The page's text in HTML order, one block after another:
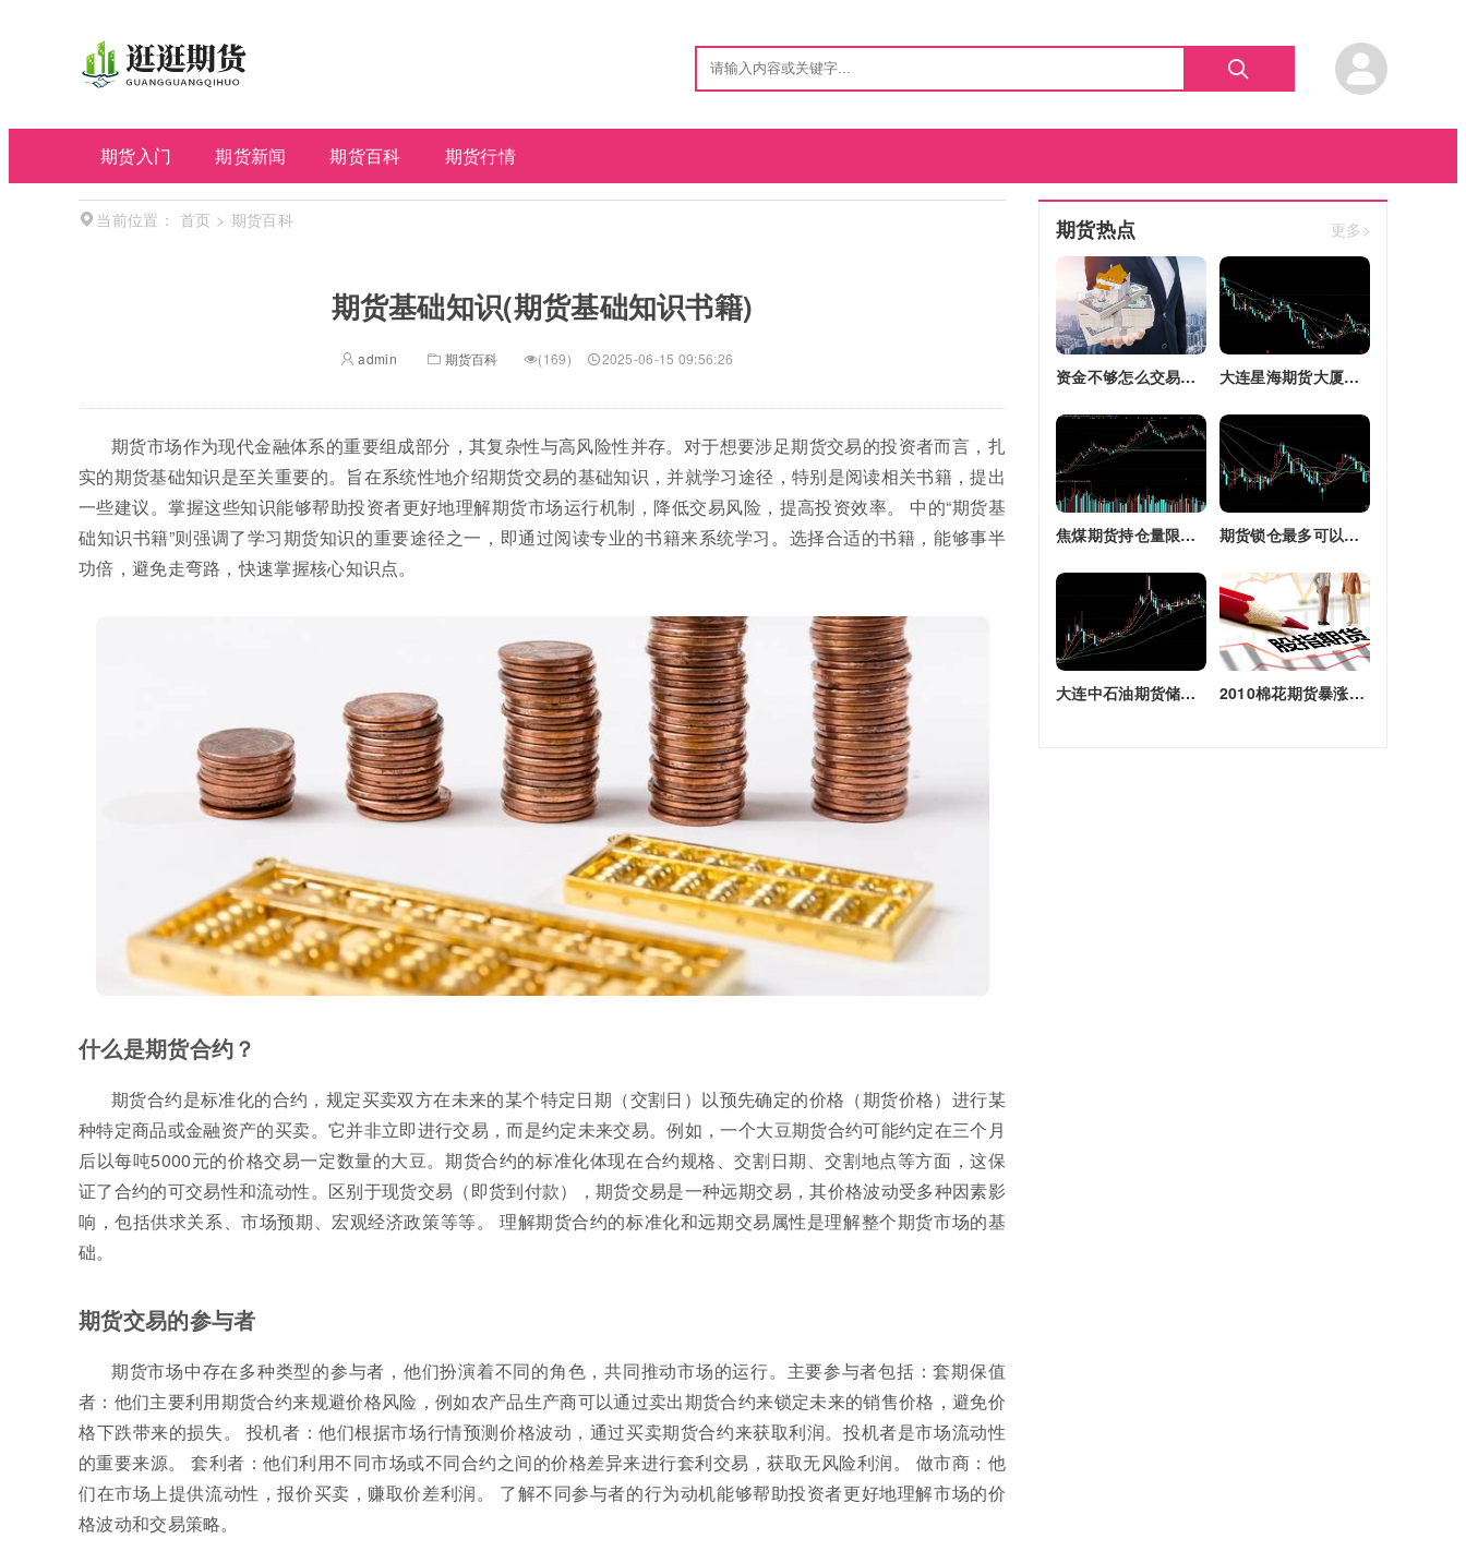
期货入门 期货新闻 期货百科 期货行情
当前位置： 首页 > 期货百科
期货基础知识(期货基础知识书籍)
admin 期货百科 (169) 2025-06-15 09:56:26
期货市场作为现代金融体系的重要组成部分，其复杂性与高风险性并存。对于想要涉足期货交易的投资者而言，扎
实的期货基础知识是至关重要的。旨在系统性地介绍期货交易的基础知识，并就学习途径，特别是阅读相关书籍，提出
一些建议。掌握这些知识能够帮助投资者更好地理解期货市场运行机制，降低交易风险，提高投资效率。 中的“期货基
础知识书籍”则强调了学习期货知识的重要途径之一，即通过阅读专业的书籍来系统学习。选择合适的书籍，能够事半
功倍，避免走弯路，快速掌握核心知识点。
什么是期货合约？
期货合约是标准化的合约，规定买卖双方在未来的某个特定日期（交割日）以预先确定的价格（期货价格）进行某
种特定商品或金融资产的买卖。它并非立即进行交易，而是约定未来交易。例如，一个大豆期货合约可能约定在三个月
后以每吨5000元的价格交易一定数量的大豆。期货合约的标准化体现在合约规格、交割日期、交割地点等方面，这保
证了合约的可交易性和流动性。区别于现货交易（即货到付款），期货交易是一种远期交易，其价格波动受多种因素影
响，包括供求关系、市场预期、宏观经济政策等等。 理解期货合约的标准化和远期交易属性是理解整个期货市场的基
础。
期货交易的参与者
期货市场中存在多种类型的参与者，他们扮演着不同的角色，共同推动市场的运行。主要参与者包括：套期保值
者：他们主要利用期货合约来规避价格风险，例如农产品生产商可以通过卖出期货合约来锁定未来的销售价格，避免价
格下跌带来的损失。 投机者：他们根据市场行情预测价格波动，通过买卖期货合约来获取利润。投机者是市场流动性
的重要来源。 套利者：他们利用不同市场或不同合约之间的价格差异来进行套利交易，获取无风险利润。 做市商：他
们在市场上提供流动性，报价买卖，赚取价差利润。 了解不同参与者的行为动机能够帮助投资者更好地理解市场的价
格波动和交易策略。
期货热点 更多>
资金不够怎么交易股指期货(资金不够怎么交易股指期货呢) 大连星海期货大厦四区改建(大连星海广场期货大厦)
焦煤期货持仓量限额(焦煤期货持仓量限额是多少) 期货锁仓最多可以多长时间(期货锁仓最多可以多长时间卖出)
大连中石油期货储备库(大连原油期货) 2010棉花期货暴涨原因(2010棉花期货暴涨原因是什么)